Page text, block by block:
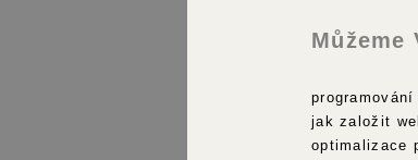
Můžeme
jak založit
optimalizace